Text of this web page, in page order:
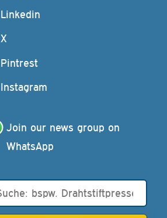
Linkedin
X
Pintrest
Instagram
Join our news group on
WhatsApp